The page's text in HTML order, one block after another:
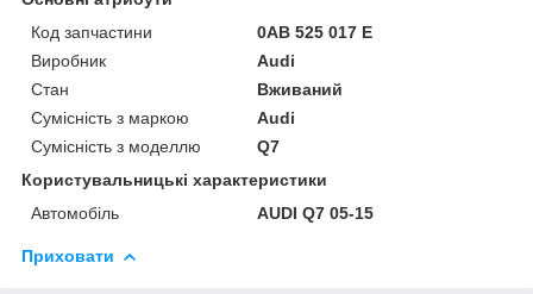
Код запчастини
0AB 525 017 E
Виробник
Audi
Стан
Вживаний
Сумісність з маркою
Audi
Сумісність з моделлю
Q7
Користувальницькі характеристики
Автомобіль
AUDI Q7 05-15
Приховати